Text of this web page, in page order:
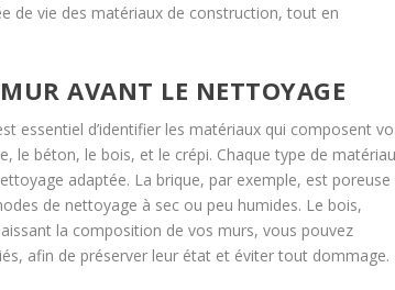
de vie des matériaux de construction, tout en
AVANT LE NETTOYAGE
essentiel d’identifier les matériaux qui composent
le béton, le bois, et le crépi. Chaque type de
adaptée. La brique, par exemple, est poreuse
de nettoyage à sec ou peu humides. Le bois,
la composition de vos murs, vous pouvez
afin de préserver leur état et éviter tout dommage.